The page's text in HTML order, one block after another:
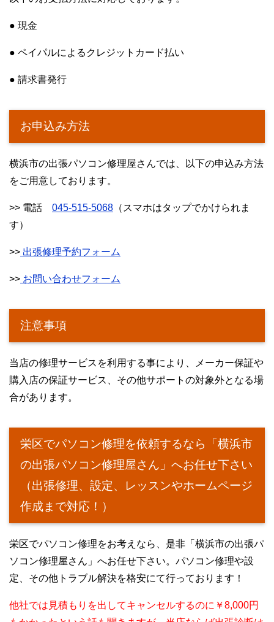
● 現金
● ペイパルによるクレジットカード払い
● 請求書発行
お申込み方法
横浜市の出張パソコン修理屋さんでは、以下の申込み方法
をご用意しております。
>> 電話 045-515-5068 （スマホはタップでかけられま
す）
>> 出張修理予約フォーム
>> お問い合わせフォーム
注意事項
当店の修理サービスを利用する事により、メーカー保証や
購入店の保証サービス、その他サポートの対象外となる場
合があります。
栄区でパソコン修理を依頼するなら「横浜市
の出張パソコン修理屋さん」へお任せ下さい
（出張修理、設定、レッスンやホームページ
作成まで対応！）
栄区でパソコン修理をお考えなら、是非「横浜市の出張パ
ソコン修理屋さん」へお任せ下さい。パソコン修理や設
定、その他トラブル解決を格安にて行っております！
他社では見積もりを出してキャンセルするのに￥8,000円